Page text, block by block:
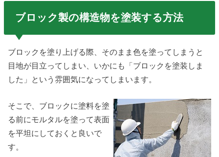
ブロック製の構造物を塗装する方法
ブロックを塗り上げる際、そのまま色を塗ってしまうと
目地が目立ってしまい、いかにも「ブロックを塗装しま
した」という雰囲気になってしまいます。
そこで、ブロックに塗料を塗
る前にモルタルを塗って表面
を平坦にしておくと良いで
す。